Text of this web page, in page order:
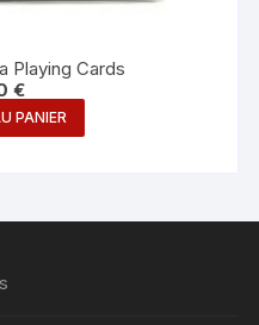
Playing Cards
€
PANIER